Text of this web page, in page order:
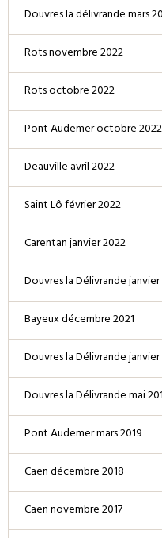
Douvres la délivrande mars
Rots novembre 2022
Rots octobre 2022
Pont Audemer octobre 2022
Deauville avril 2022
Saint Lô février 2022
Carentan janvier 2022
Douvres la Délivrande
Bayeux décembre 2021
Douvres la Délivrande janvier
Douvres la Délivrande mai
Pont Audemer mars 2019
Caen décembre 2018
Caen novembre 2017